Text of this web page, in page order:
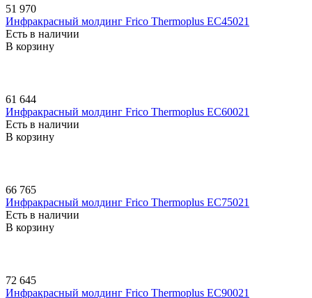
51 970
Инфракрасный молдинг Frico Thermoplus EC45021
Есть в наличии
В корзину
61 644
Инфракрасный молдинг Frico Thermoplus EC60021
Есть в наличии
В корзину
66 765
Инфракрасный молдинг Frico Thermoplus EC75021
Есть в наличии
В корзину
72 645
Инфракрасный молдинг Frico Thermoplus EC90021